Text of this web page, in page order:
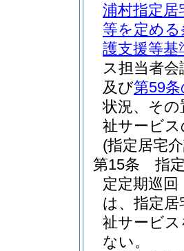
浦村指定居
等を定める
護支援等基
ス担当者
及び第59
状況、そ
祉サービ
(指定居宅
第15条
指
定定期巡
は、指定
祉サービ
ない。